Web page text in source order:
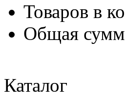
Товаров в
Общая
Каталог